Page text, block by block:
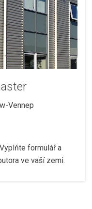
Vennep
Vyplňte formulář a
ve vaší zemi.